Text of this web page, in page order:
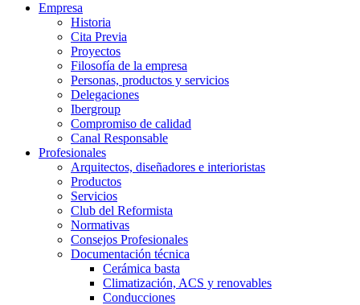
Empresa
Historia
Cita Previa
Proyectos
Filosofía de la empresa
Personas, productos y servicios
Delegaciones
Ibergroup
Compromiso de calidad
Canal Responsable
Profesionales
Arquitectos, diseñadores e interioristas
Productos
Servicios
Club del Reformista
Normativas
Consejos Profesionales
Documentación técnica
Cerámica basta
Climatización, ACS y renovables
Conducciones